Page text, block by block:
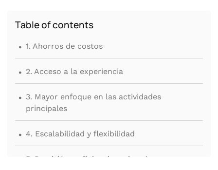
Table of contents
. 1. Ahorros de costos
. 2. Acceso a la experiencia
. 3. Mayor enfoque en las actividades
principales
. 4. Escalabilidad y flexibilidad
5. Precisión y eficiencia mejoradas